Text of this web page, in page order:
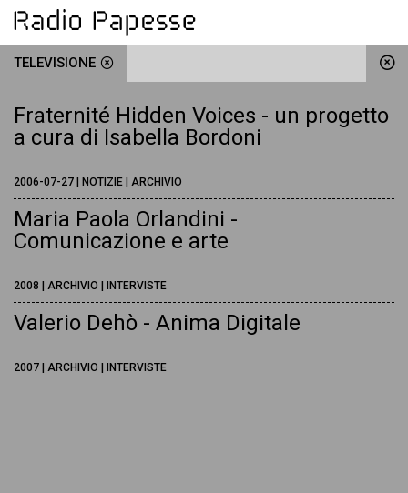
TELEVISIONE
Fraternité Hidden Voices - un progetto
a cura di Isabella Bordoni
2006-07-27 | NOTIZIE | ARCHIVIO
Maria Paola Orlandini -
Comunicazione e arte
2008 | ARCHIVIO | INTERVISTE
Valerio Dehò - Anima Digitale
2007 | ARCHIVIO | INTERVISTE